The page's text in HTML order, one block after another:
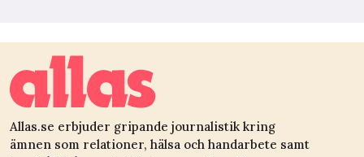
Allas.se erbjuder gripande journalistik kring
ämnen som relationer, hälsa och handarbete samt